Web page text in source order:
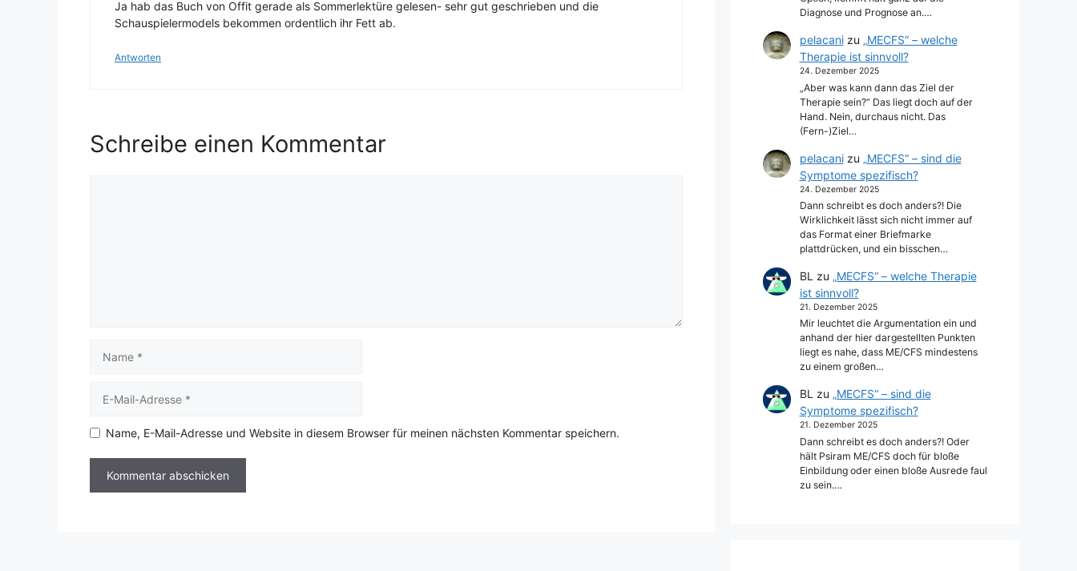
Ja hab das Buch von Offit gerade als Sommerlektüre gelesen- sehr gut geschrieben und die
Schauspielermodels bekommen ordentlich ihr Fett ab.
Antworten
Schreibe einen Kommentar
Mail-
Name, E-Mail-Adresse und Website in diesem Browser für meinen nächsten Kommentar speichern.
Diagnose und Prognose an.…
pelacanizu „MECFS“ – welche
Therapie ist sinnvoll?
24. Dezember 2025
„Aber was kann dann das Ziel der
Therapie sein?“ Das liegt doch auf der
Hand. Nein, durchaus nicht. Das
(Fern-)Ziel…
pelacanizu „MECFS“ – sind die
Symptome spezifisch?
24. Dezember 2025
Dann schreibt es doch anders?! Die
Wirklichkeit lässt sich nicht immer auf
das Format einer Briefmarke
plattdrücken, und ein bisschen…
BL zu „MECFS“ – welche Therapie
ist sinnvoll?
21. Dezember 2025
Mir leuchtet die Argumentation ein und
anhand der hier dargestellten Punkten
liegt es nahe, dass ME/CFS mindestens
zu einem großen…
BL zu „MECFS“ – sind die
Symptome spezifisch?
21. Dezember 2025
Dann schreibt es doch anders?! Oder
hält Psiram ME/CFS doch für bloße
Einbildung oder einen bloße Ausrede faul
zu sein.…